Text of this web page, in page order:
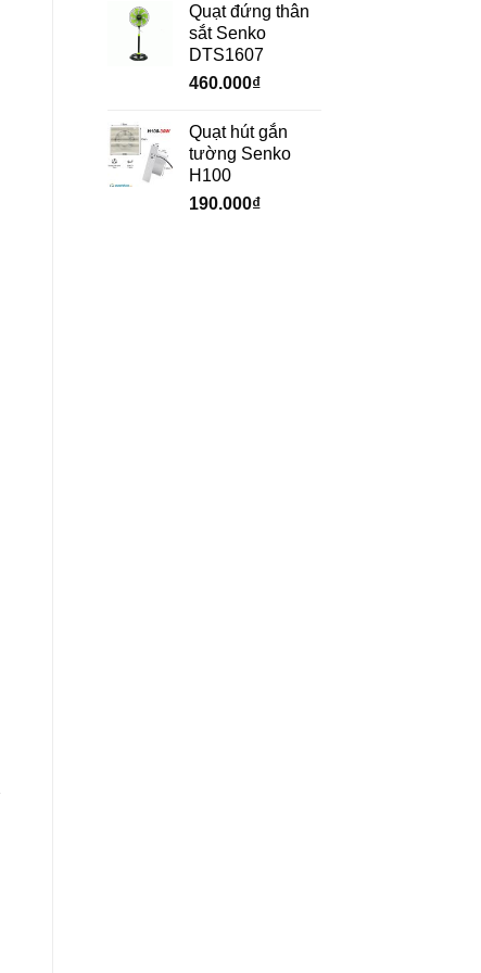
Quạt đứng thân
sắt Senko
DTS1607
460.000₫
Quạt hút gắn
tường Senko
H100
190.000₫